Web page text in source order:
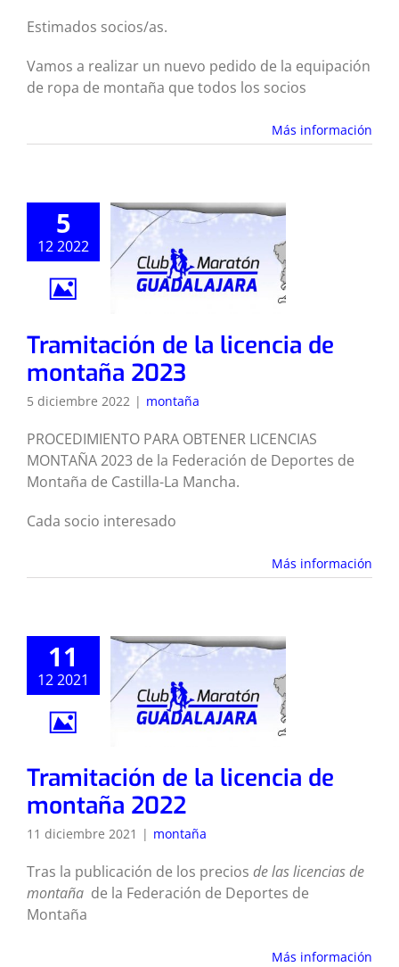
Estimados socios/as.
Vamos a realizar un nuevo pedido de la equipación
de ropa de montaña que todos los socios
Más información
5
12 2022
Tramitación de la licencia de
montaña 2023
5 diciembre 2022 | montaña
PROCEDIMIENTO PARA OBTENER LICENCIAS
MONTAÑA 2023 de la Federación de Deportes de
Montaña de Castilla-La Mancha.
Cada socio interesado
Más información
11
12 2021
Tramitación de la licencia de
montaña 2022
11 diciembre 2021 | montaña
Tras la publicación de los precios de las licencias de
montaña de la Federación de Deportes de
Montaña
Más información